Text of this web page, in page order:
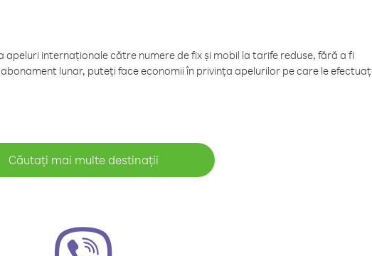
internaționale către numere de fix și mobil la tarife reduse, fără a fi
lunar, puteți face economii în privința apelurilor pe care le
Căutați mai multe destinații